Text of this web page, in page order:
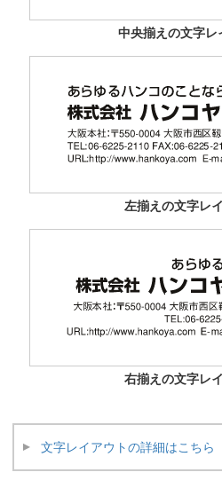
中央揃えの文字レ
左揃えの文字レ
右揃えの文字レ
文字レイアウトの詳細はこちら